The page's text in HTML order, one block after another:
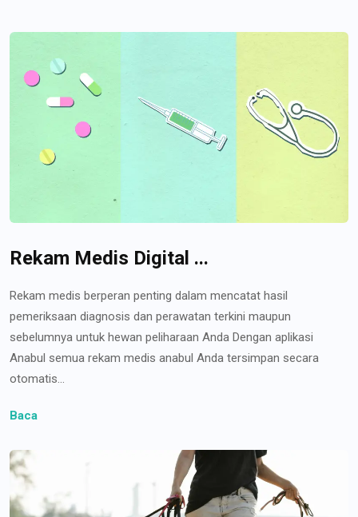
Rekam Medis Digital ...
Rekam medis berperan penting dalam mencatat hasil
pemeriksaan diagnosis dan perawatan terkini maupun
sebelumnya untuk hewan peliharaan Anda Dengan aplikasi
Anabul semua rekam medis anabul Anda tersimpan secara
otomatis...
Baca